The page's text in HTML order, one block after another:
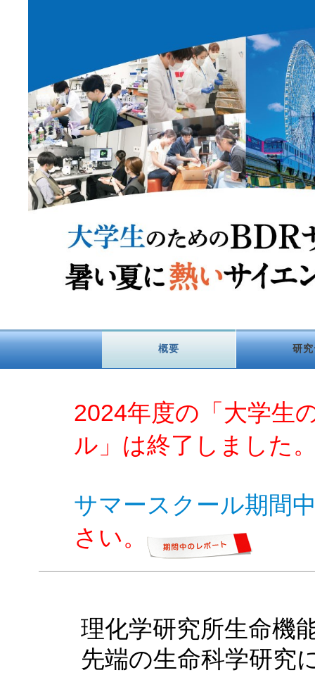
概要 研
2024年度の「大学生
ル」は終了しました
サマースクール期間
さい。
理化学研究所生命機
先端の生命科学研究